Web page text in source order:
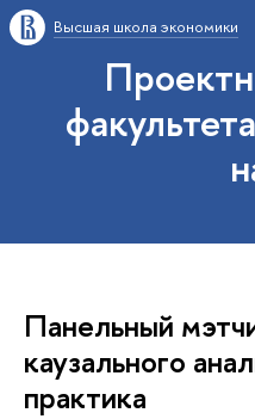
Высшая школа экономики
Панельный
каузального
практика